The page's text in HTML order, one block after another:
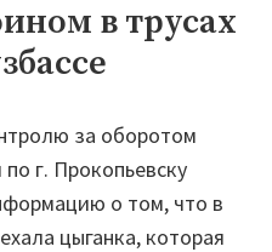
в трусах
за оборотом
г. Прокопьевску
о том, что в
цыганка, которая